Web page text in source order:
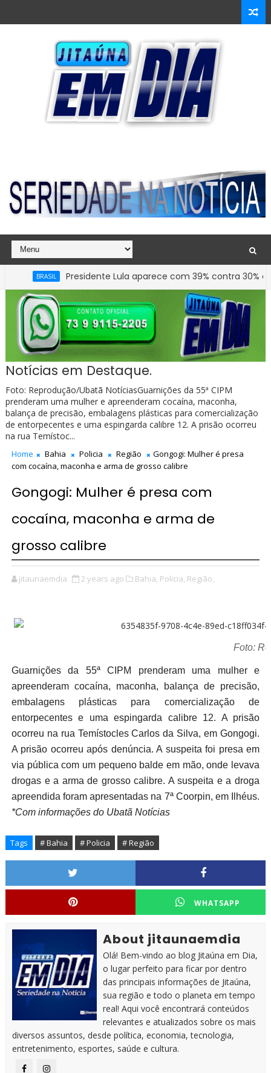
Presidente Lula aparece com 39% contra 30% de
Prefeitura de Jitaúna entrega novo Grupo Escolar
Notícias em Destaque.
Foto: Reprodução/Ubatã NotíciasGuarnições da 55ª CIPM
prenderam uma mulher e apreenderam cocaína, maconha,
balança de precisão, embalagens plásticas para comercialização
de entorpecentes e uma espingarda calibre 12. A prisão ocorreu
na rua Temístoc...
Home Bahia Policia Região
Gongogi: Mulher é presa
com cocaína, maconha e arma de grosso calibre
Gongogi: Mulher é presa com
cocaína, maconha e arma de
grosso calibre
jitaunaemdia 2 years ago Bahia, Policia, Região,
Foto:
Guarnições da 55ª CIPM prenderam uma mulher e
apreenderam cocaína, maconha, balança de precisão,
embalagens plásticas para comercialização de
entorpecentes e uma espingarda calibre 12. A prisão
ocorreu na rua Temístocles Carlos da Silva, em Gongogi.
A prisão ocorreu após denúncia. A suspeita foi presa em
via pública com um pequeno balde em mão, onde levava
drogas e a arma de grosso calibre. A suspeita e a droga
apreendida foram apresentadas na 7ª Coorpin, em Ilhéus.
*Com informações do Ubatã Notícias
Tags # Bahia # Policia # Região
WHATSAPP
About jitaunaemdia
Olá! Bem-vindo ao blog Jitaúna em Dia,
o lugar perfeito para ficar por dentro
das principais informações de Jitaúna,
sua região e todo o planeta em tempo
real! Aqui você encontrará conteúdos
relevantes e atualizados sobre os mais
diversos assuntos, desde política, economia, tecnologia,
entretenimento, esportes, saúde e cultura.